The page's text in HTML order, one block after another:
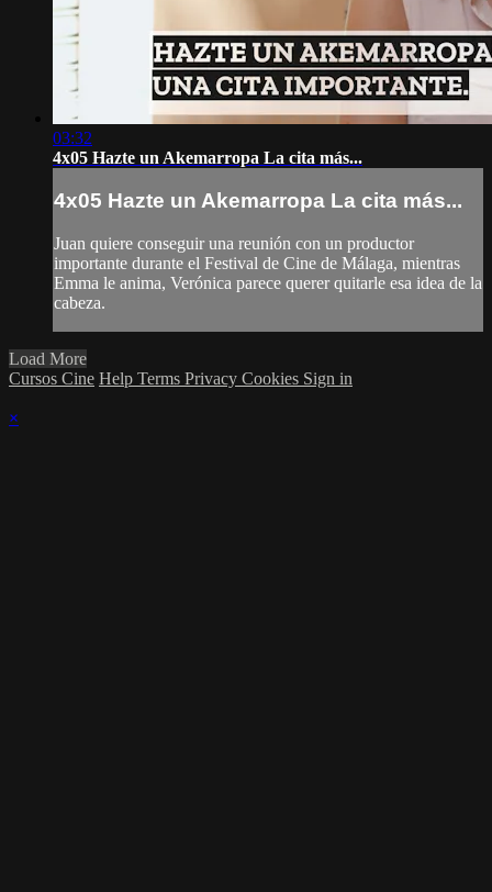
03:32
4x05 Hazte un Akemarropa La cita más...
4x05 Hazte un Akemarropa La cita más...
Juan quiere conseguir una reunión con un productor
importante durante el Festival de Cine de Málaga, mientras
Emma le anima, Verónica parece querer quitarle esa idea de la
cabeza.
Load More
Cursos Cine Help Terms Privacy Cookies Sign in
×